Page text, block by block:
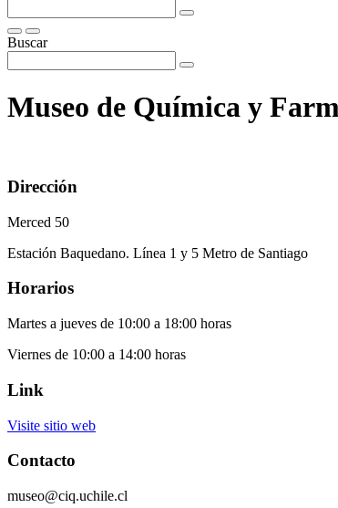
Buscar
Museo de Quí­mica y
Dirección
Merced 50
Estación Baquedano. Línea 1 y 5 Metro de Santiago
Horarios
Martes a jueves de 10:00 a 18:00 horas
Viernes de 10:00 a 14:00 horas
Link
Visite sitio web
Contacto
museo@ciq.uchile.cl